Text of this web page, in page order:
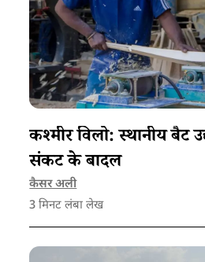
कश्मीर विलो: स्थानीय बैट
संकट के बादल
कैसर अली
3 मिनट लंबा लेख